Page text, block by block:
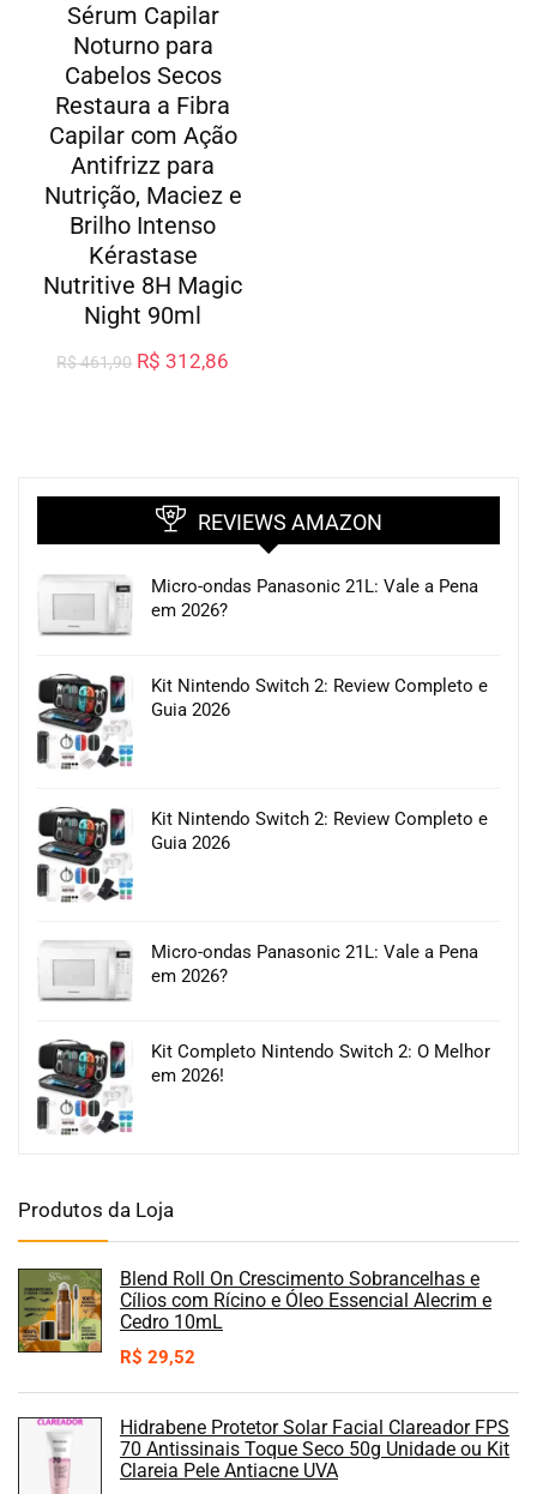
Sérum Capilar
Noturno para
Cabelos Secos
Restaura a Fibra
Capilar com Ação
Antifrizz para
Nutrição, Maciez e
Brilho Intenso
Kérastase
Nutritive 8H Magic
Night 90ml
R$461,90 R$ 312,86
REVIEWS AMAZON
Micro-ondas Panasonic 21L: Vale a Pena
em 2026?
Kit Nintendo Switch 2: Review Completo e
Guia 2026
Kit Nintendo Switch 2: Review Completo e
Guia 2026
Micro-ondas Panasonic 21L: Vale a Pena
em 2026?
Kit Completo Nintendo Switch 2: O Melhor
em 2026!
Produtos da Loja
Blend Roll On Crescimento Sobrancelhas e
Cílios com Rícino e Óleo Essencial Alecrim e
Cedro 10mL
R$ 29,52
Hidrabene Protetor Solar Facial Clareador FPS
70 Antissinais Toque Seco 50g Unidade ou Kit
Clareia Pele Antiacne UVA